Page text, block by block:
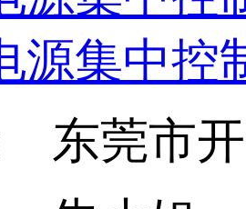
源集中控
莞市开